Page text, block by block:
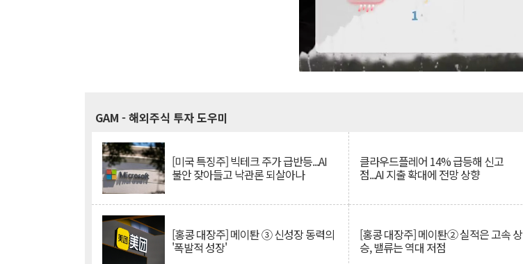
GAM - 해외주식 투자 도우미
[미국 특징주] 빅테크 주가 급반등...AI
불안 잦아들고 낙관론 되살아나
클라우드플레어 14% 급등해 신고
점...AI 지출 확대에 전망 상향
[홍콩 대장주] 메이퇀 ③ 신성장 동력의
'폭발적 성장'
[홍콩 대장주] 메이퇀② 실적은 고속 상
승, 밸류는 역대 저점